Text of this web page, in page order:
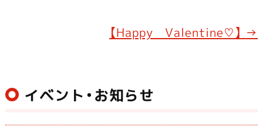
【Happy Valentine♡】 →
イベント・お知らせ